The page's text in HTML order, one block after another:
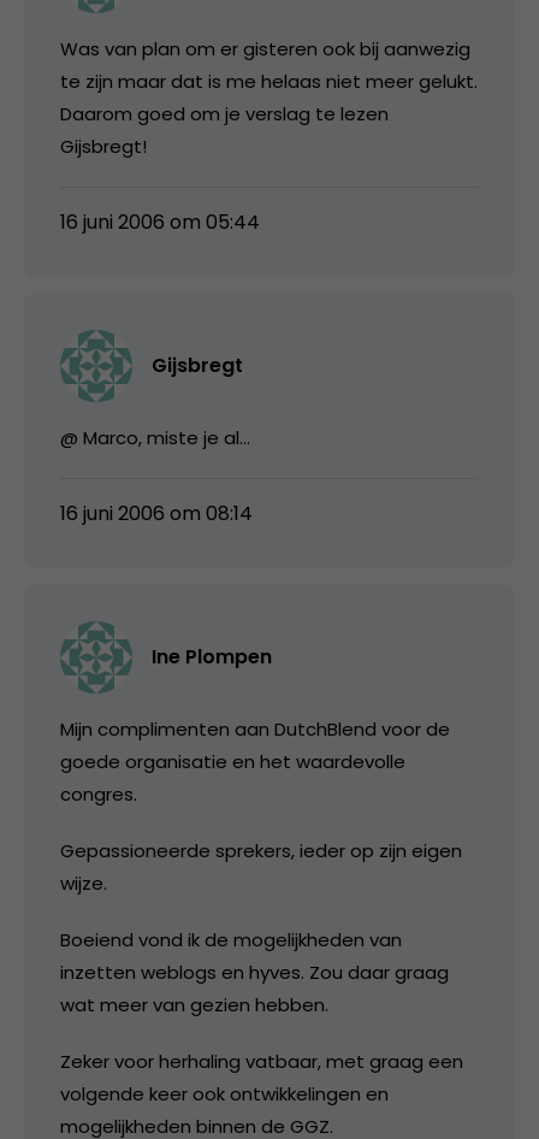
Was van plan om er gisteren ook bij aanwezig
te zijn maar dat is me helaas niet meer gelukt.
Daarom goed om je verslag te lezen
Gijsbregt!
16 juni 2006 om 05:44
Gijsbregt
@ Marco, miste je al…
16 juni 2006 om 08:14
Ine Plompen
Mijn complimenten aan DutchBlend voor de
goede organisatie en het waardevolle
congres.
Gepassioneerde sprekers, ieder op zijn eigen
wijze.
Boeiend vond ik de mogelijkheden van
inzetten weblogs en hyves. Zou daar graag
wat meer van gezien hebben.
Zeker voor herhaling vatbaar, met graag een
volgende keer ook ontwikkelingen en
mogelijkheden binnen de GGZ.